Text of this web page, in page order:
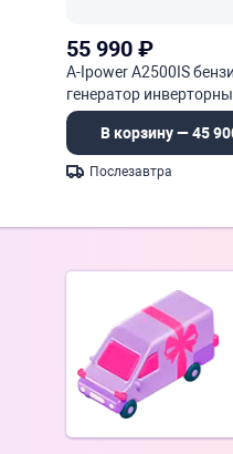
55 990₽
A-Ipower A2500IS
генератор
В корзину — 45
Послезавтра